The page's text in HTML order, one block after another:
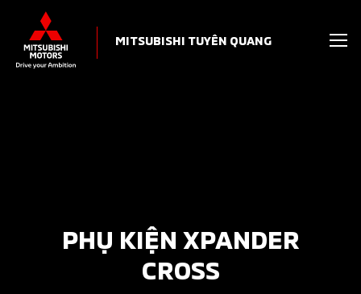
MITSUBISHI TUYÊN QUANG
PHỤ KIỆN XPANDER
CROSS